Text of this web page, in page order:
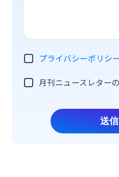
プライバシーポリシー
月刊ニュースレター
送信